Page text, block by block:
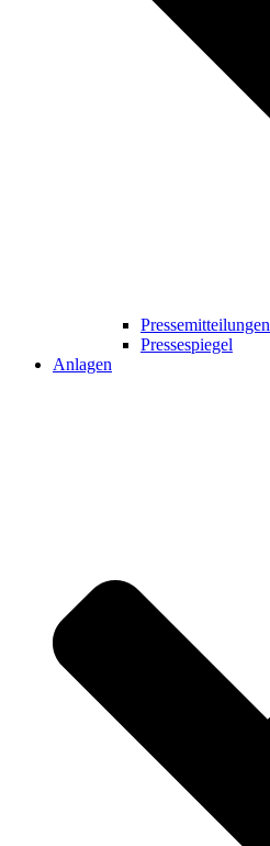
Pressemitteilungen
Pressespiegel
Anlagen